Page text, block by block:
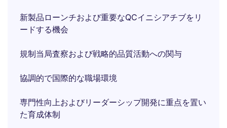
新製品ローンチおよび重要なQCイニシアチブをリ
ードする機会
規制当局査察および戦略的品質活動への関与
協調的で国際的な職場環境
専門性向上およびリーダーシップ開発に重点を置い
た育成体制